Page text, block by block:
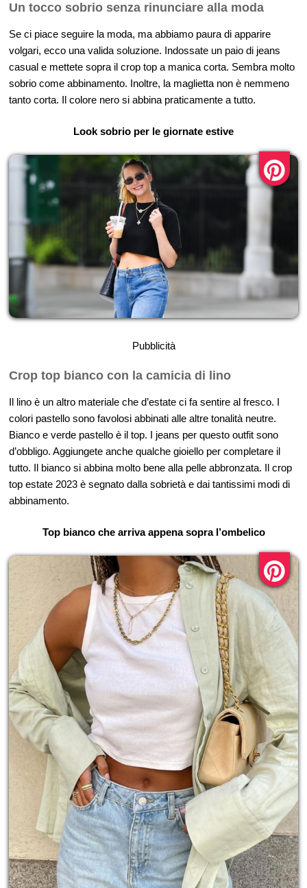
Un tocco sobrio senza rinunciare alla moda
Se ci piace seguire la moda, ma abbiamo paura di apparire
volgari, ecco una valida soluzione. Indossate un paio di jeans
casual e mettete sopra il crop top a manica corta. Sembra molto
sobrio come abbinamento. Inoltre, la maglietta non è nemmeno
tanto corta. Il colore nero si abbina praticamente a tutto.
Look sobrio per le giornate estive
Pubblicità
Crop top bianco con la camicia di lino
Il lino è un altro materiale che d’estate ci fa sentire al fresco. I
colori pastello sono favolosi abbinati alle altre tonalità neutre.
Bianco e verde pastello è il top. I jeans per questo outfit sono
d’obbligo. Aggiungete anche qualche gioiello per completare il
tutto. Il bianco si abbina molto bene alla pelle abbronzata. Il crop
top estate 2023 è segnato dalla sobrietà e dai tantissimi modi di
abbinamento.
Top bianco che arriva appena sopra l’ombelico